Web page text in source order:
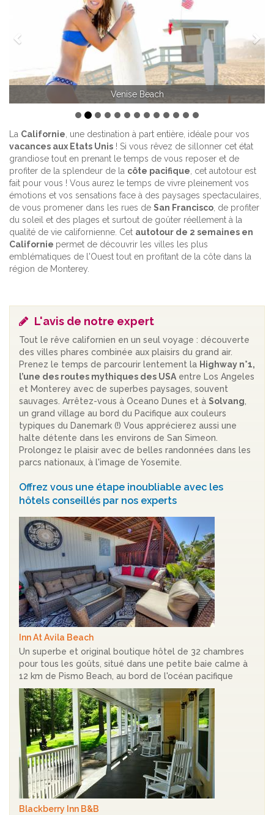
Venise Beach
Précédent
La Californie, une destination à part entière, idéale pour vos
vacances aux Etats Unis ! Si vous rêvez de sillonner cet état
grandiose tout en prenant le temps de vous reposer et de
profiter de la splendeur de la côte pacifique, cet autotour est
fait pour vous ! Vous aurez le temps de vivre pleinement vos
émotions et vos sensations face à des paysages spectaculaires,
de vous promener dans les rues de San Francisco, de profiter
du soleil et des plages et surtout de goûter réellement à la
qualité de vie californienne. Cet autotour de 2 semaines en
Californie permet de découvrir les villes les plus
emblématiques de l'Ouest tout en profitant de la côte dans la
région de Monterey.
L'avis de notre expert
Tout le rêve californien en un seul voyage : découverte
des villes phares combinée aux plaisirs du grand air.
Prenez le temps de parcourir lentement la Highway n°1,
l’une des routes mythiques des USAentre Los Angeles
et Monterey avec de superbes paysages, souvent
sauvages. Arrêtez-vous à Oceano Dunes et à Solvang,
un grand village au bord du Pacifique aux couleurs
typiques du Danemark (!) Vous apprécierez aussi une
halte détente dans les environs de San Simeon.
Prolongez le plaisir avec de belles randonnées dans les
parcs nationaux, à l'image de Yosemite.
Offrez vous une étape inoubliable avec les
hôtels conseillés par nos experts
Inn At Avila Beach
Un superbe et original boutique hôtel de 32 chambres
pour tous les goûts, situé dans une petite baie calme à
12 km de Pismo Beach, au bord de l'océan pacifique
Blackberry Inn B&B